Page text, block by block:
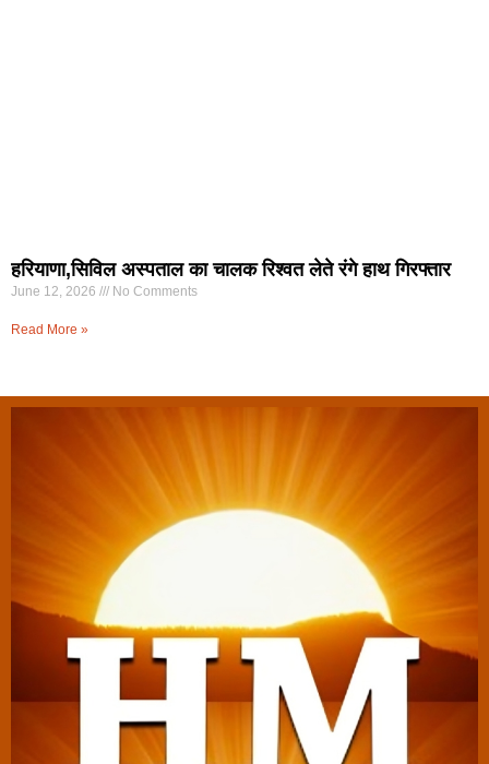
हरियाणा,सिविल अस्पताल का चालक रिश्वत लेते रंगे हाथ गिरफ्तार
June 12, 2026 No Comments
Read More »